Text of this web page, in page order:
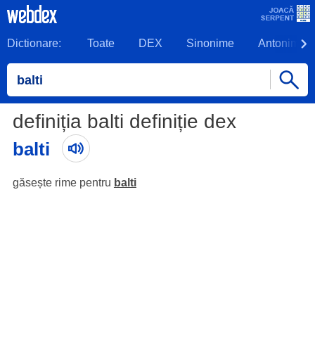
Dictionare: Toate DEX Sinonime Antonime
definiția balti definiție dex
balti
găsește rime pentru balti